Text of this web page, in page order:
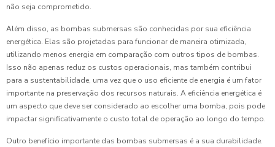
não seja comprometido.
Além disso, as bombas submersas são conhecidas por sua eficiência
energética. Elas são projetadas para funcionar de maneira otimizada,
utilizando menos energia em comparação com outros tipos de bombas.
Isso não apenas reduz os custos operacionais, mas também contribui
para a sustentabilidade, uma vez que o uso eficiente de energia é um fator
importante na preservação dos recursos naturais. A eficiência energética é
um aspecto que deve ser considerado ao escolher uma bomba, pois pode
impactar significativamente o custo total de operação ao longo do tempo.
Outro benefício importante das bombas submersas é a sua durabilidade.